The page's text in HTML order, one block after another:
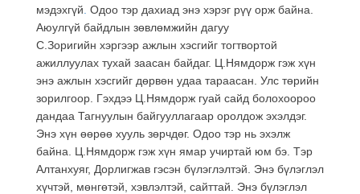
мэдэхгүй Одоо тэр дахиад энэ хэрэг рүү орж байна.
Аюулгүй байдлын зөвлөмжийн дагуу
С.Зоригийн хэргээр ажлын хэсгийг тогтвортой
ажиллуулах тухай заасан байдаг. Ц.Нямдорж гэж хүн
энэ ажлын хэсгийг дөрвөн удаа тараасан. Улс төрийн
зорилгоор. Гэхдээ Ц.Нямдорж гуай сайд болохоороо
дандаа Тагнуулын байгууллагаар оролдож эхэлдэг.
Энэ хүн өөрөө хууль зөрчдөг. Одоо тэр нь эхэлж
байна. Ц.Нямдорж гэж хүн ямар учиртай юм бэ. Тэр
Алтанхуяг, Дорлигжав гэсэн бүлэглэлтэй. Энэ бүлэглэл
хүчтэй, мөнгөтэй, хэвлэлтэй, сайттай. Энэ бүлэглэл